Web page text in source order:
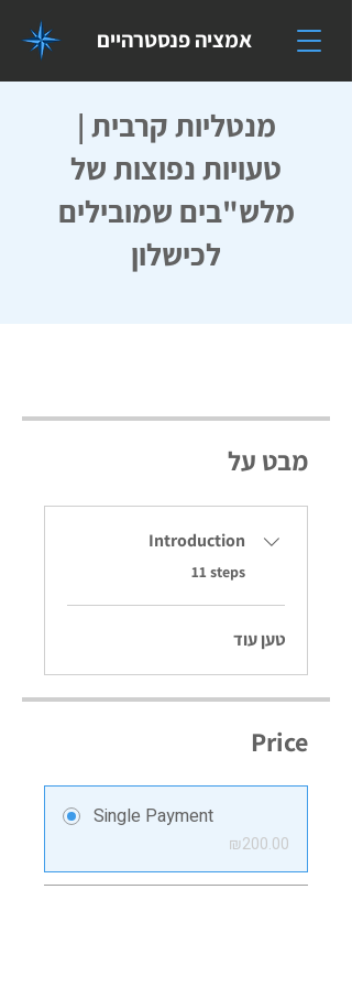
אמציה פנסטרהיים
מנטליות קרבית |
טעויות נפוצות של
מלש"בים שמובילים
לכישלון
מבט על
Introduction
11 steps
טען עוד
Price
Single Payment
₪200.00